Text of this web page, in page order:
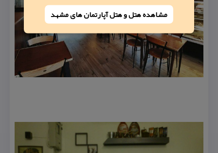
مشاهده هتل و هتل‌ آپارتمان های مشهد